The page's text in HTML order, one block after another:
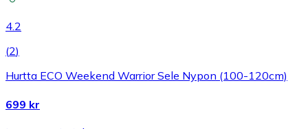
4.2
(2)
Hurtta ECO Weekend Warrior Sele Nypon (100-120cm)
699 kr